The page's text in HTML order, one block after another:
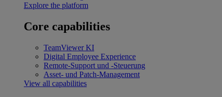
Explore the platform
Core capabilities
TeamViewer KI
Digital Employee Experience
Remote-Support und -Steuerung
Asset- und Patch-Management
View all capabilities